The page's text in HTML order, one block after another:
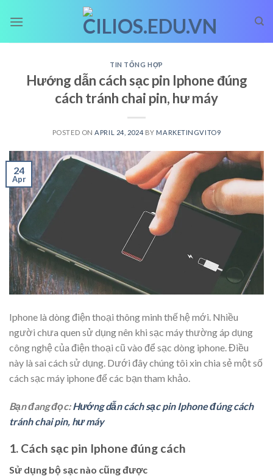
TIN TỔNG HỢP
Hướng dẫn cách sạc pin Iphone đúng
cách tránh chai pin, hư máy
POSTED ON APRIL 24, 2024 BY MARKETINGVITO9
24
Apr
Iphone là dòng điện thoại thông minh thế hệ mới. Nhiều
người chưa quen sử dụng nên khi sạc máy thường áp dụng
công nghệ của điện thoại cũ vào để sạc dòng iphone. Điều
này là sai cách sử dụng. Dưới đây chúng tôi xin chia sẻ một số
cách sạc máy iphone để các bạn tham khảo.
Bạn đang đọc:Hướng dẫn cách sạc pin Iphone đúng cách
tránh chai pin, hư máy
1. Cách sạc pin Iphone đúng cách
Sử dụng bộ sạc nào cũng được